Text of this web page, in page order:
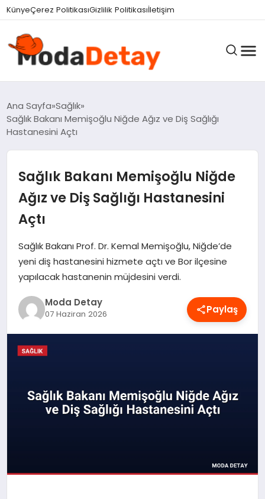
felix markets 360
felix markets yatırım
felix markets pro
felix markets
felix markets app
KünyeÇerez PolitikasıGizlilik Politikasıİletişim
GÜNDEM
DÜNYA
EĞITIM
MAGAZIN
TEKNOLOJI
Ana Sayfa Sağlık
Sağlık Bakanı Memişoğlu Niğde Ağız ve Diş Sağlığı
Hastanesini Açtı
Sağlık Bakanı Memişoğlu Niğde
Ağız ve Diş Sağlığı Hastanesini
Açtı
Sağlık Bakanı Prof. Dr. Kemal Memişoğlu, Niğde’de
yeni diş hastanesini hizmete açtı ve Bor ilçesine
yapılacak hastanenin müjdesini verdi.
Moda Detay
07 Haziran 2026 Paylaş